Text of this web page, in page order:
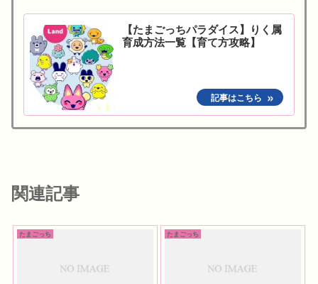
【たまごっちパラダイス】りく属
育成方法一覧【育て方攻略】
関連記事
たまごっち たまごっち